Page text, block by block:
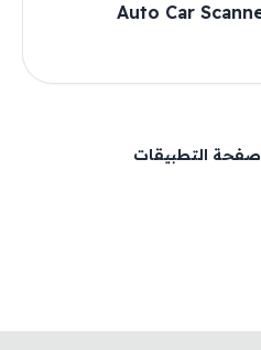
Auto Car
صفحة التطبيقات